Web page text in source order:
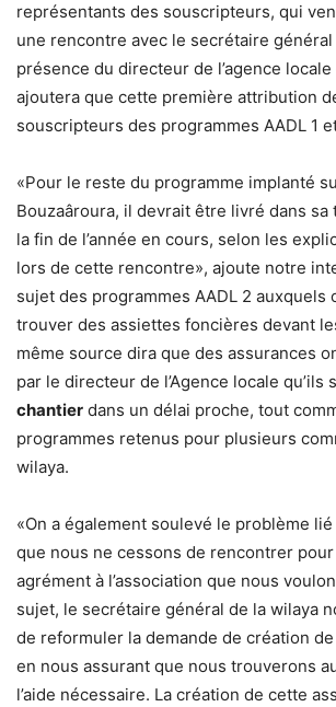
représentants des souscripteurs, qui
une rencontre avec le secrétaire général
présence du directeur de l’agence locale
ajoutera que cette première attribution
souscripteurs des programmes AADL 1
«Pour le reste du programme implanté
Bouzaâroura, il devrait être livré dans sa
la fin de l’année en cours, selon les
lors de cette rencontre», ajoute notre
sujet des programmes AADL 2 auxquels
trouver des assiettes foncières devant
même source dira que des assurances
par le directeur de l’Agence locale qu’ils
chantier dans un délai proche, tout
programmes retenus pour plusieurs
wilaya.
«On a également soulevé le problème
que nous ne cessons de rencontrer pour
agrément à l’association que nous
sujet, le secrétaire général de la wilaya
de reformuler la demande de création
en nous assurant que nous trouverons
l’aide nécessaire. La création de cette